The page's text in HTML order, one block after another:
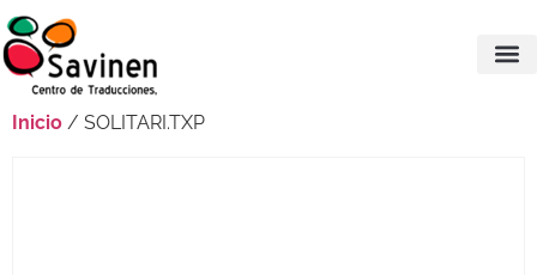
Inicio / SOLITARI.TXP